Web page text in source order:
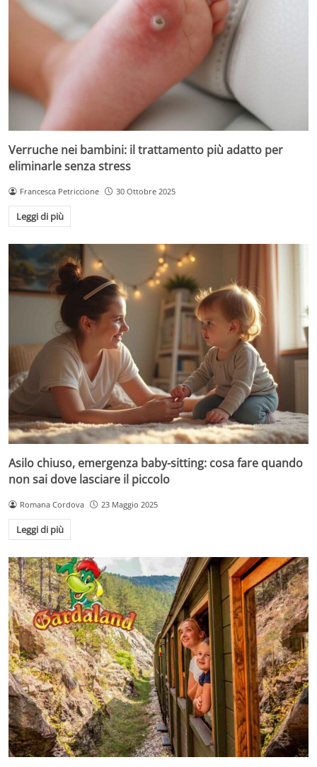
Verruche nei bambini: il trattamento più adatto per
eliminarle senza stress
Francesca Petriccione 30 Ottobre 2025
Leggi di più
Asilo chiuso, emergenza baby-sitting: cosa fare quando
non sai dove lasciare il piccolo
Romana Cordova 23 Maggio 2025
Leggi di più